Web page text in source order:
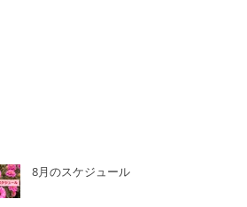
8月のスケジュール